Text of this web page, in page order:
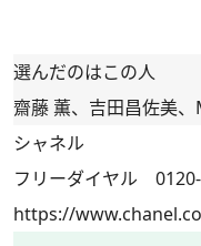
選んだのはこの人
齋藤 薫、吉田昌佐美
シャネル
フリーダイヤル
https://